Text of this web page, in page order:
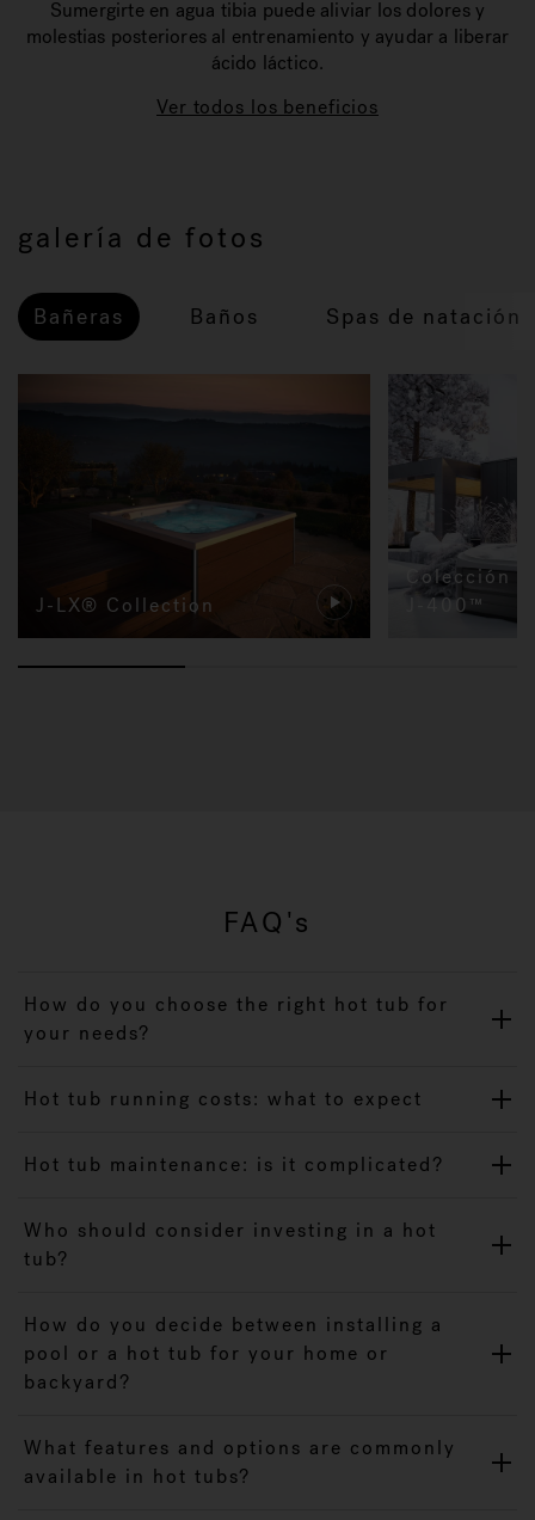
Sumergirte en agua tibia puede aliviar los dolores y
molestias posteriores al entrenamiento y ayudar a liberar
ácido láctico.
Ver todos los beneficios
galería de fotos
Bañeras Baños Spas de natación
J-LX® Collection
Colección
J-400™
FAQ's
How do you choose the right hot tub for
your needs?
Hot tub running costs: what to expect
Hot tub maintenance: is it complicated?
Who should consider investing in a hot
tub?
How do you decide between installing a
pool or a hot tub for your home or
backyard?
What features and options are commonly
available in hot tubs?